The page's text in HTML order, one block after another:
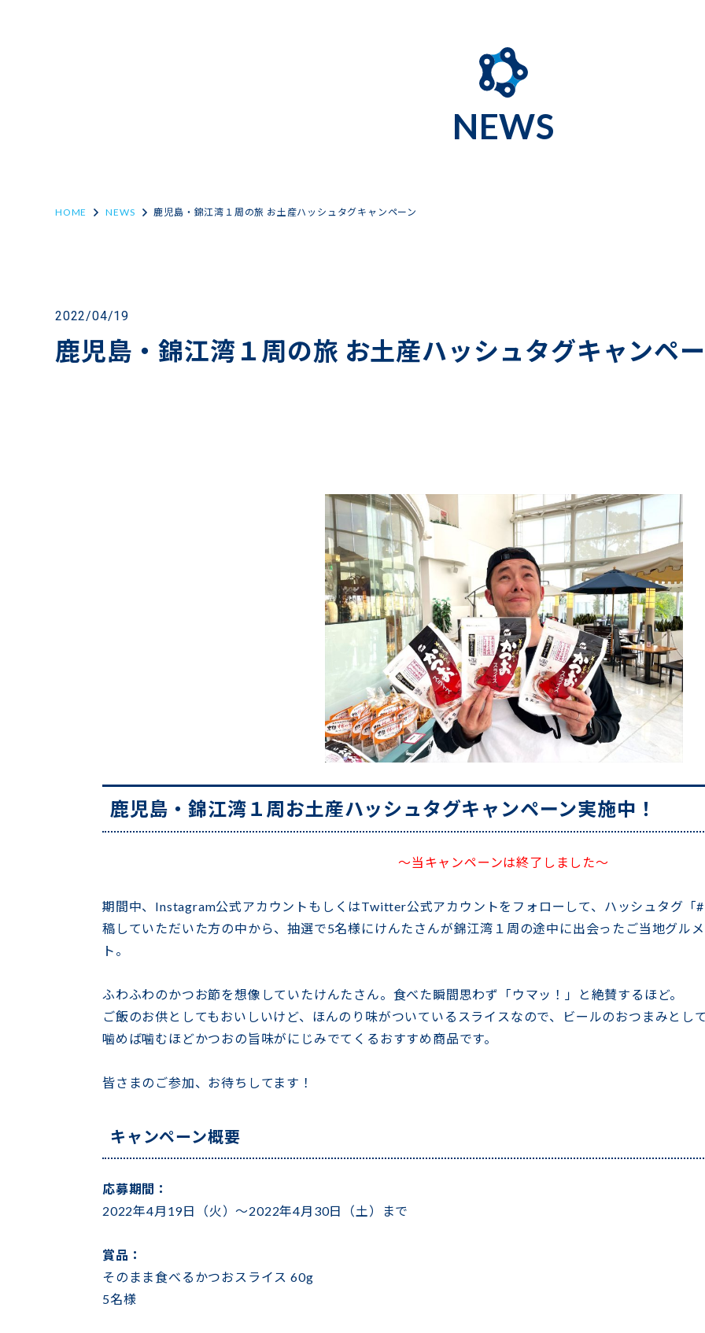
NEWS
HOME NEWS 鹿児島・錦江湾１周の旅 お土産ハッシュタグキャンペーン
2022/04/19
鹿児島・錦江湾１周の旅 お土産ハッシュタグキャンペ
鹿児島・錦江湾１周お土産ハッシュタグキャンペーン実施中！
～当キャンペーンは終了しました～
期間中、Instagram公式アカウントもしくはTwitter公式アカウントをフォローして、ハッシュタグ「
稿していただいた方の中から、抽選で5名様にけんたさんが錦江湾１周の途中に出会ったご当地グル
ト。
ふわふわのかつお節を想像していたけんたさん。食べた瞬間思わず「ウマッ！」と絶賛するほど。
ご飯のお供としてもおいしいけど、ほんのり味がついているスライスなので、ビールのおつまみとし
噛めば噛むほどかつおの旨味がにじみでてくるおすすめ商品です。
皆さまのご参加、お待ちしてます！
キャンペーン概要
応募期間：
2022年4月19日（火）～2022年4月30日（土）まで
賞品：
そのまま食べるかつおスライス 60g
5名様